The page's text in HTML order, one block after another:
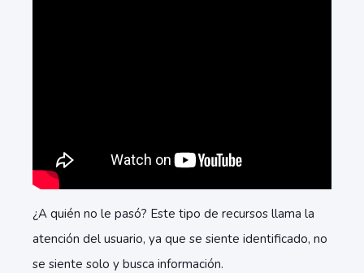
¿A quién no le pasó? Este tipo de recursos llama la
atención del usuario, ya que se siente identificado, no
se siente solo y busca información.